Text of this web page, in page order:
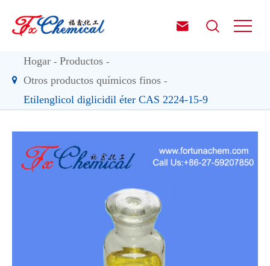
 
Hogar
Productos
Otros productos químicos finos
Etilenglicol diglicidil éter CAS 2224-15-9